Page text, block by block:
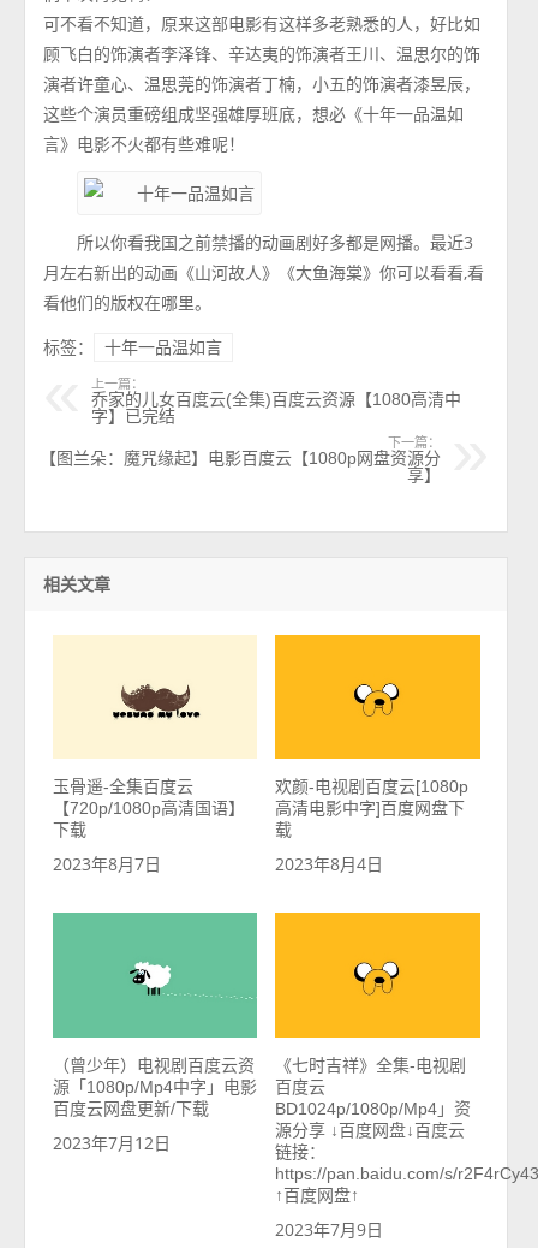
可不看不知道，原来这部电影有这样多老熟悉的人，好比如
顾飞白的饰演者李泽锋、辛达夷的饰演者王川、温思尔的饰
演者许童心、温思莞的饰演者丁楠，小五的饰演者漆昱辰，
这些个演员重磅组成坚强雄厚班底，想必《十年一品温如
言》电影不火都有些难呢！
所以你看我国之前禁播的动画剧好多都是网播。最近3
月左右新出的动画《山河故人》《大鱼海棠》你可以看看,看
看他们的版权在哪里。
标签：
十年一品温如言
上一篇：
乔家的儿女百度云(全集)百度云资源【1080高清中
字】已完结
下一篇：
【图兰朵：魔咒缘起】电影百度云【1080p网盘资源分
享】
相关文章
玉骨遥-全集百度云
【720p/1080p高清国语】
下载
2023年8月7日
欢颜-电视剧百度云[1080p
高清电影中字]百度网盘下
载
2023年8月4日
（曾少年）电视剧百度云资
源「1080p/Mp4中字」电影
百度云网盘更新/下载
2023年7月12日
《七时吉祥》全集-电视剧
百度云
BD1024p/1080p/Mp4」资
源分享 ↓百度网盘↓百度云
链接：
https://pan.baidu.com/s/
↑百度网盘↑
2023年7月9日